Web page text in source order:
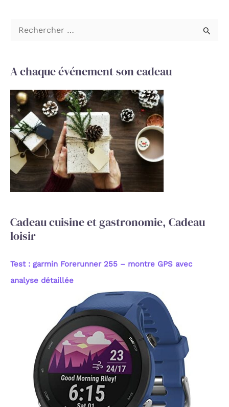
c
e
r
c
A chaque événement son cadeau
Cadeau cuisine et gastronomie, Cadeau
loisir
Test : garmin Forerunner 255 – montre GPS avec
analyse détaillée